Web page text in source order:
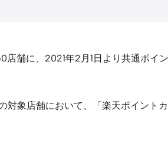
舗に、2021年2月1日より共通ポイ
象店舗において、「楽天ポイント